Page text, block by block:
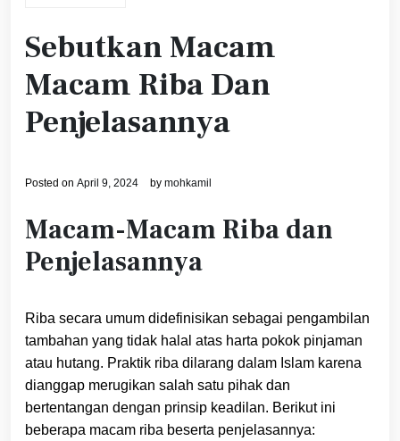
Sebutkan Macam
Macam Riba Dan
Penjelasannya
Posted on April 9, 2024 by mohkamil
Macam-Macam Riba dan
Penjelasannya
Riba secara umum didefinisikan sebagai pengambilan
tambahan yang tidak halal atas harta pokok pinjaman
atau hutang. Praktik riba dilarang dalam Islam karena
dianggap merugikan salah satu pihak dan
bertentangan dengan prinsip keadilan. Berikut ini
beberapa macam riba beserta penjelasannya: